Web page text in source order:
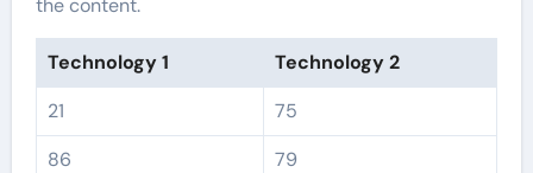
Technology 1
Technology 2
21
75
86
79